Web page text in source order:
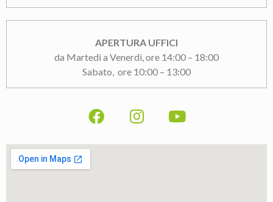
APERTURA UFFICI
da Martedì a Venerdì, ore 14:00 – 18:00
Sabato, ore 10:00 – 13:00